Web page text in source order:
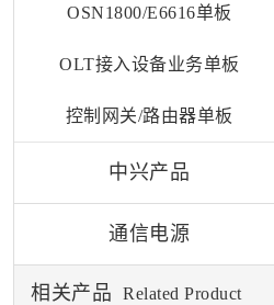
OSN1800/E6616单板
OLT接入设备业务单板
控制网关/路由器单板
中兴产品
通信电源
相关产品 Related Product